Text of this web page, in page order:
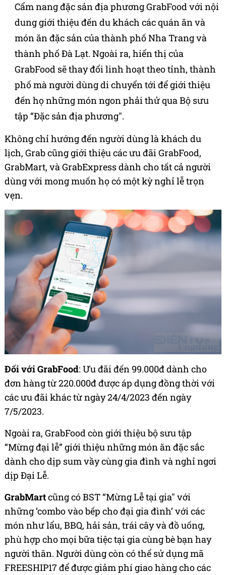
Cẩm nang đặc sản địa phương GrabFood với nội
dung giới thiệu đến du khách các quán ăn và
món ăn đặc sản của thành phố Nha Trang và
thành phố Đà Lạt. Ngoài ra, hiển thị của
GrabFood sẽ thay đổi linh hoạt theo tỉnh, thành
phố mà người dùng di chuyển tới để giới thiệu
đến họ những món ngon phải thử qua Bộ sưu
tập “Đặc sản địa phương".
Không chỉ hướng đến người dùng là khách du
lịch, Grab cũng giới thiệu các ưu đãi GrabFood,
GrabMart, và GrabExpress dành cho tất cả người
dùng với mong muốn họ có một kỳ nghỉ lễ trọn
vẹn.
Đối với GrabFood: Ưu đãi đến 99.000đ dành cho
đơn hàng từ 220.000đ được áp dụng đồng thời với
các ưu đãi khác từ ngày 24/4/2023 đến ngày
7/5/2023.
Ngoài ra, GrabFood còn giới thiệu bộ sưu tập
“Mừng đại lễ” giới thiệu những món ăn đặc sắc
dành cho dịp sum vầy cùng gia đình và nghỉ ngơi
dịp Đại Lễ.
GrabMartcũng có BST “Mừng Lễ tại gia" với
những ‘combo vào bếp cho đại gia đình’ với các
món như lẩu, BBQ, hải sản, trái cây và đồ uống,
phù hợp cho mọi bữa tiệc tại gia cùng bè bạn hay
người thân. Người dùng còn có thể sử dụng mã
FREESHIP17 để được giảm phí giao hàng cho các